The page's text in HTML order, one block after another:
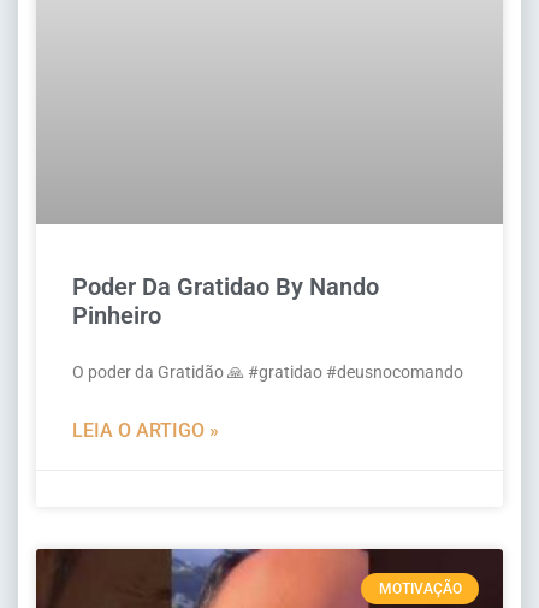
Poder Da Gratidao By Nando
Pinheiro
O poder da Gratidão 🙏 #gratidao #deusnocomando
LEIA O ARTIGO »
MOTIVAÇÃO